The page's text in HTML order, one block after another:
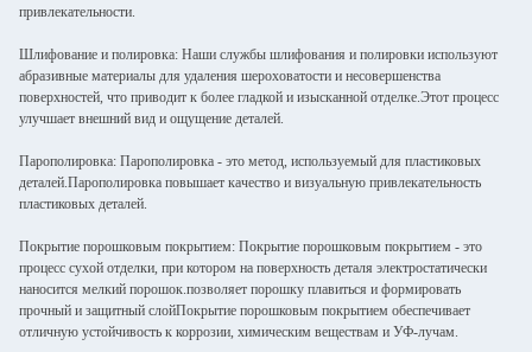
привлекательности.
Шлифование и полировка: Наши службы шлифования и полировки используют
абразивные материалы для удаления шероховатости и несовершенства
поверхностей, что приводит к более гладкой и изысканной отделке.Этот процесс
улучшает внешний вид и ощущение деталей.
Парополировка: Парополировка - это метод, используемый для пластиковых
деталей.Парополировка повышает качество и визуальную привлекательность
пластиковых деталей.
Покрытие порошковым покрытием: Покрытие порошковым покрытием - это
процесс сухой отделки, при котором на поверхность деталя электростатически
наносится мелкий порошок.позволяет порошку плавиться и формировать
прочный и защитный слойПокрытие порошковым покрытием обеспечивает
отличную устойчивость к коррозии, химическим веществам и УФ-лучам.